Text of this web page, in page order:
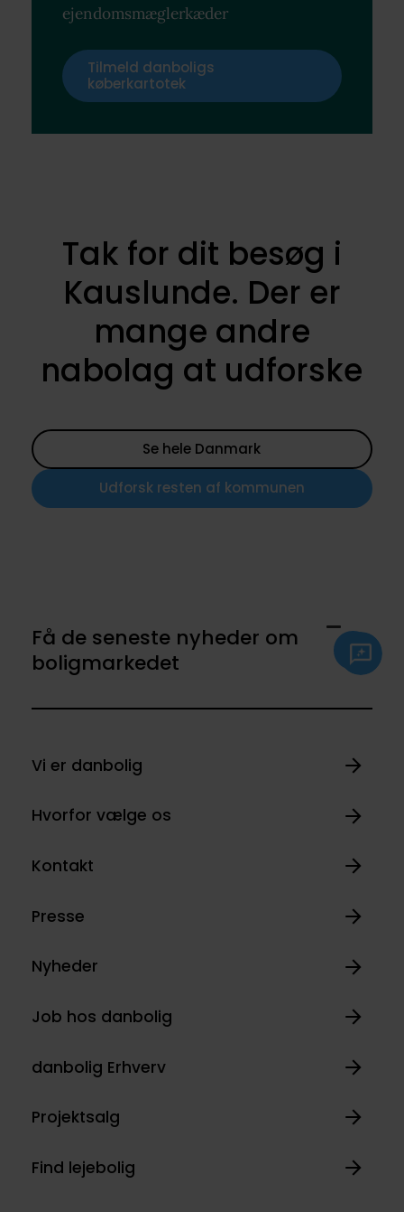
ejendomsmæglerkæder
Tilmeld danboligs
køberkartotek
Tak for dit besøg i
Kauslunde. Der er
mange andre
nabolag at udforske
Se hele Danmark
Udforsk resten af kommunen
Få de seneste nyheder om
boligmarkedet
Vi er danbolig
Hvorfor vælge os
Kontakt
Presse
Nyheder
Job hos danbolig
danbolig Erhverv
Projektsalg
Find lejebolig